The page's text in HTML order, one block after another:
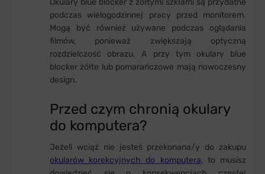
Okulary blue blocker z żółtymi szkłami są przydatne
podczas wielogodzinnej pracy przed monitorem.
Mogą być również używane podczas oglądania
filmów, ponieważ zwiększają optyczną
rozdzielczość obrazu. A przy tym okulary blue
blocker żółte lub pomarańczowe mają nowoczesny
design.
Przed czym chronią okulary
do komputera?
Jeżeli wciąż nie jesteś przekonana/y do zakupu
okularów korekcyjnych do komputera, to musisz